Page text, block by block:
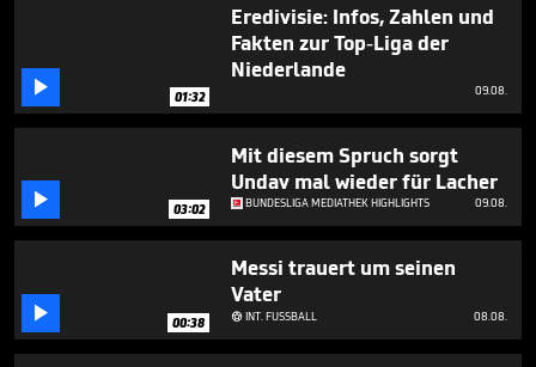
seconds
 01:32
Eredivisie: Infos, Zahlen und
Fakten zur Top-Liga der
Niederlande
09.08.
 03:02
Mit diesem Spruch sorgt
Undav mal wieder für Lacher
BUNDESLIGA MEDIATHEK HIGHLIGHTS 09.08.
 00:38
Messi trauert um seinen
Vater
INT. FUSSBALL 08.08.